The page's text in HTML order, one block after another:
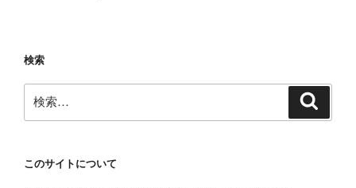
検索
索:
このサイトについて